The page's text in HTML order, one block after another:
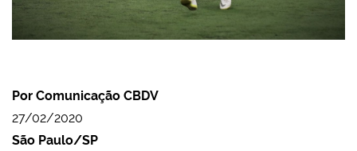
Por Comunicação CBDV
27/02/2020
São Paulo/SP